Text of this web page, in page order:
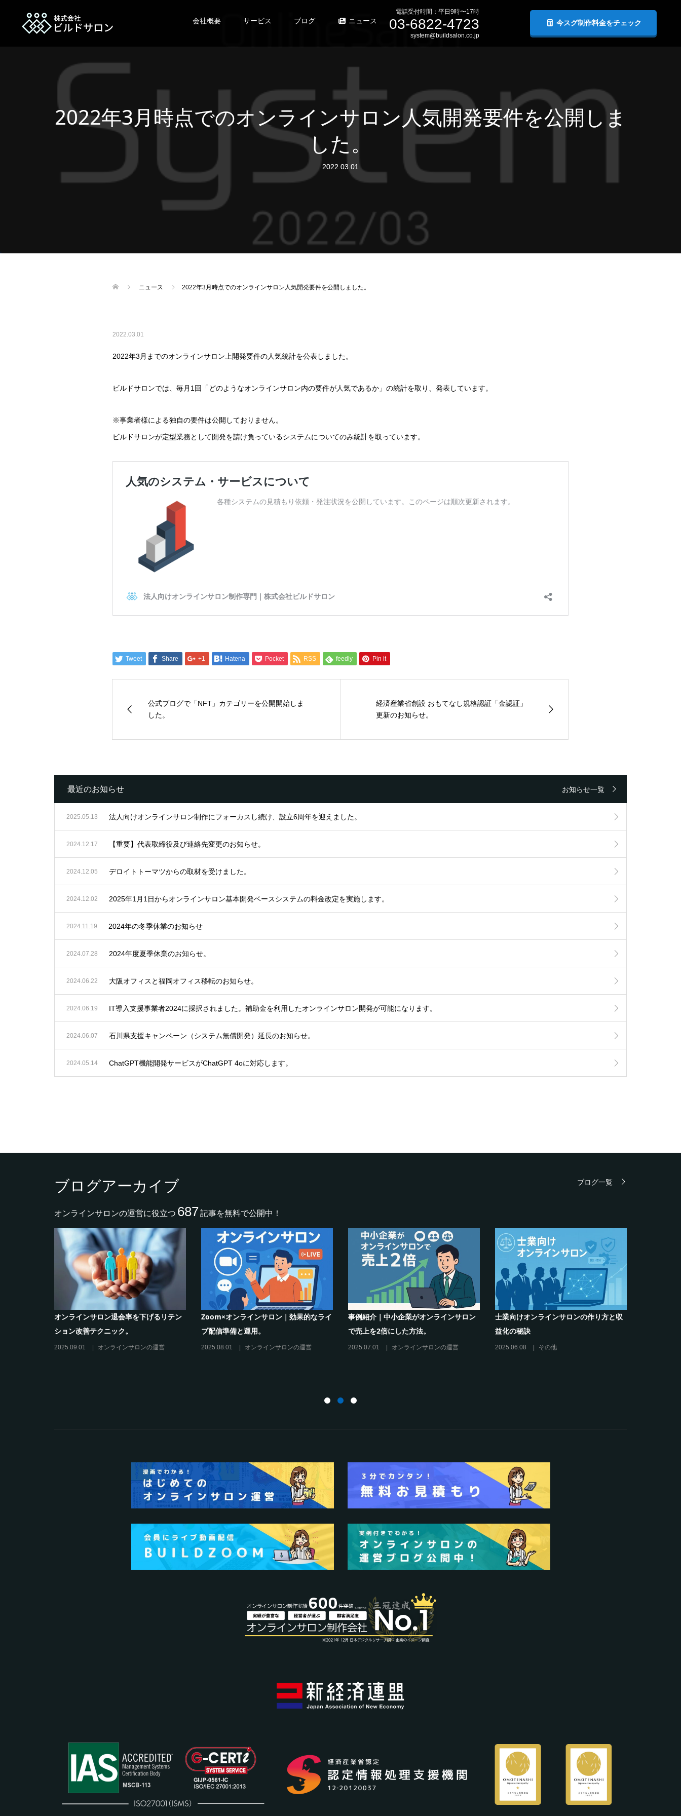
会社概要 サービス ブログ ニュース 今スグ制作料金をチェック
電話受付時間：平日9時〜17時
03-6822-4723
system@buildsalon.co.jp
2022年3月時点でのオンラインサロン人気開発要件を公開しま
した。
2022.03.01
ニュース 2022年3月時点でのオンラインサロン人気開発要件を公開しました。
2022.03.01
2022年3月までのオンラインサロン上開発要件の人気統計を公表しました。
ビルドサロンでは、毎月1回「どのようなオンラインサロン内の要件が人気であるか」の統計を取り、発表しています。
※事業者様による独自の要件は公開しておりません。
ビルドサロンが定型業務として開発を請け負っているシステムについてのみ統計を取っています。
Tweet Share +1 Hatena Pocket RSS feedly Pin it
公式ブログで「NFT」カテゴリーを公開開始しま
した。
経済産業省創設 おもてなし規格認証「金認証」
更新のお知らせ。
最近のお知らせ お知らせ一覧
2025.05.13 法人向けオンラインサロン制作にフォーカスし続け、設立6周年を迎えました。
2024.12.17 【重要】代表取締役及び連絡先変更のお知らせ。
2024.12.05 デロイトトーマツからの取材を受けました。
2024.12.02 2025年1月1日からオンラインサロン基本開発ベースシステムの料金改定を実施します。
2024.11.19 2024年の冬季休業のお知らせ
2024.07.28 2024年度夏季休業のお知らせ。
2024.06.22 大阪オフィスと福岡オフィス移転のお知らせ。
2024.06.19 IT導入支援事業者2024に採択されました。補助金を利用したオンラインサロン開発が可能になります。
2024.06.07 石川県支援キャンペーン（システム無償開発）延長のお知らせ。
2024.05.14 ChatGPT機能開発サービスがChatGPT 4oに対応します。
ブログアーカイブ
オンラインサロンの運営に役立つ 687記事を無料で公開中！
ブログ一覧
Zoom×オンラインサロン｜効果的なライ
ブ配信準備と運用。
2025.08.01 オンラインサロンの運営
事例紹介｜中小企業がオンラインサロン
で売上を2倍にした方法。
2025.07.01 オンラインサロンの運営
士業向けオンラインサロンの作り方と収
益化の秘訣
2025.06.08 その他
クリエイター系オンラインサロンの話題
席巻-”マッシュル”について調べてみた!
2024.06.25 オンラインサロンを活用する